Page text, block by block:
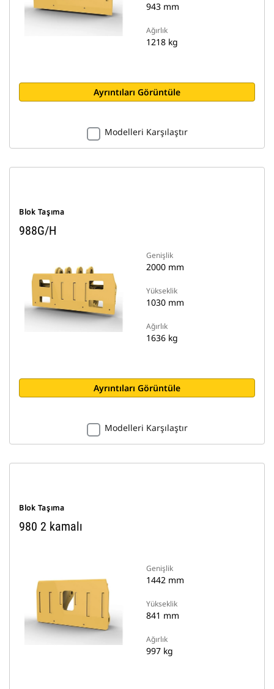
943 mm
Ağırlık
1218 kg
Ayrıntıları Görüntüle
Modelleri Karşılaştır
Blok Taşıma
988G/H
Genişlik
2000 mm
Yükseklik
1030 mm
Ağırlık
1636 kg
Ayrıntıları Görüntüle
Modelleri Karşılaştır
Blok Taşıma
980 2 kamalı
Genişlik
1442 mm
Yükseklik
841 mm
Ağırlık
997 kg